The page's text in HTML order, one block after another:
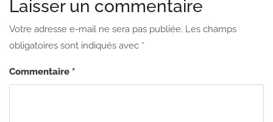
Laisser un commentaire
Votre adresse e-mail ne sera pas publiée. Les champs
obligatoires sont indiqués avec *
Commentaire *